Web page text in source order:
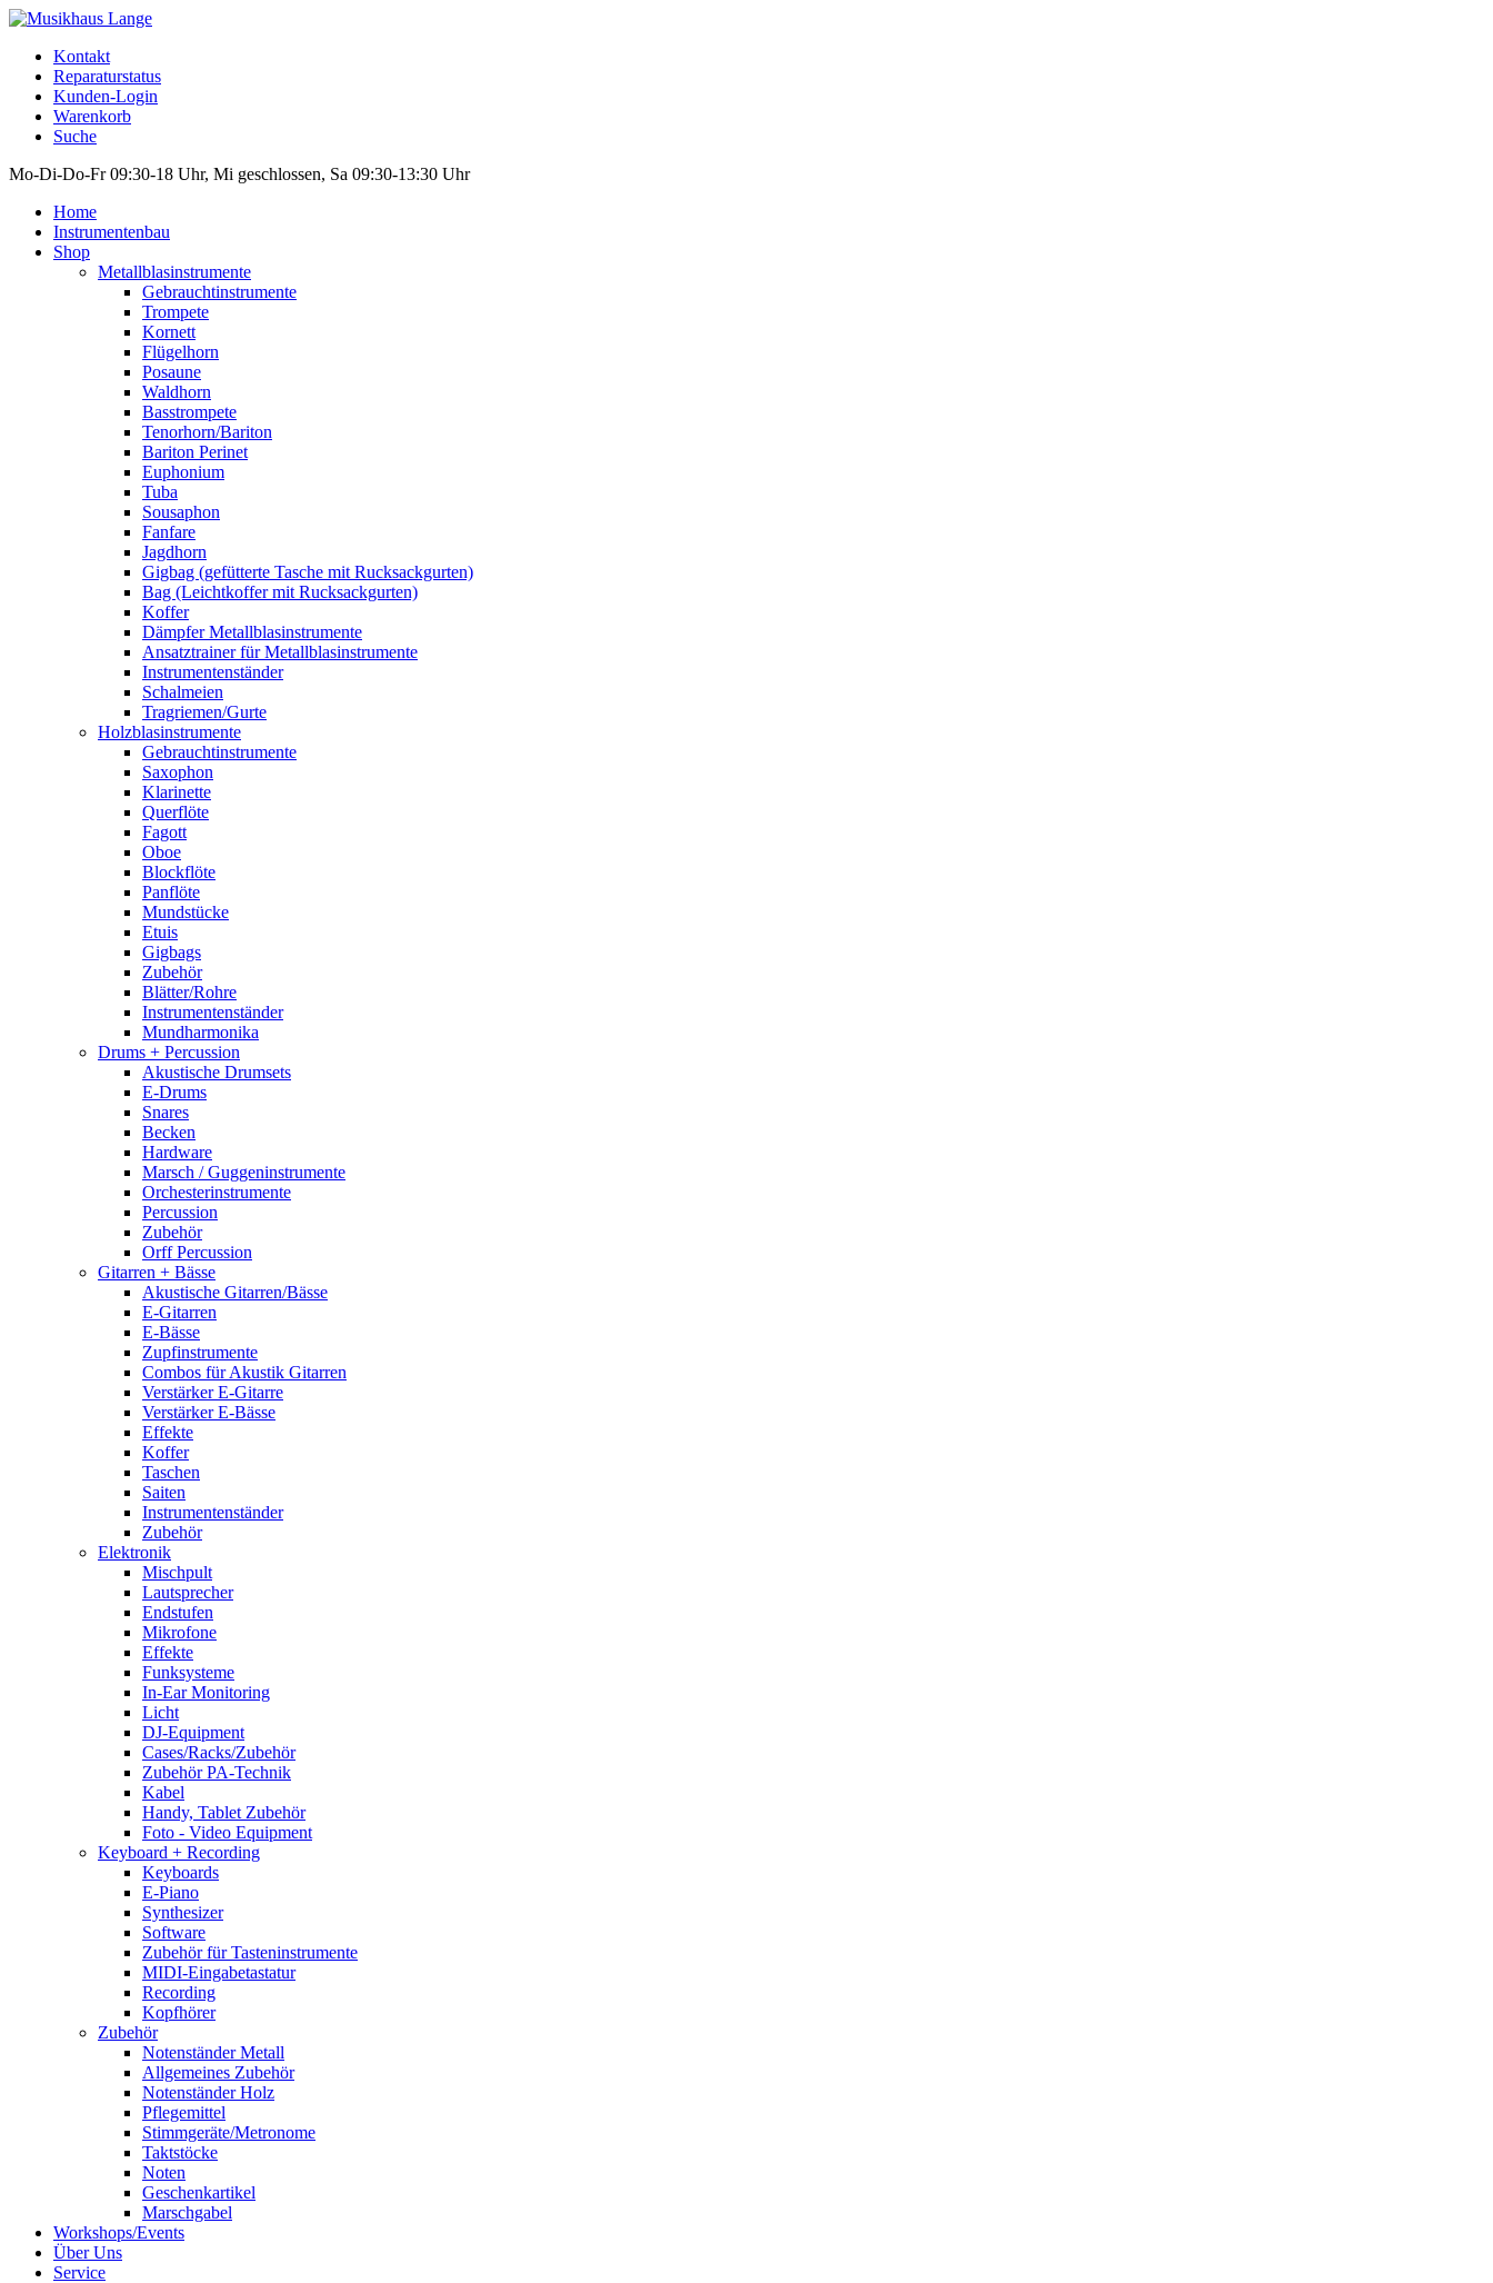
Kontakt
Reparaturstatus
Kunden-Login
Warenkorb
Suche
Mo-Di-Do-Fr 09:30-18 Uhr, Mi geschlossen, Sa 09:30-13:30 Uhr
Home
Instrumentenbau
Shop
Metallblasinstrumente
Gebrauchtinstrumente
Trompete
Kornett
Flügelhorn
Posaune
Waldhorn
Basstrompete
Tenorhorn/Bariton
Bariton Perinet
Euphonium
Tuba
Sousaphon
Fanfare
Jagdhorn
Gigbag (gefütterte Tasche mit Rucksackgurten)
Bag (Leichtkoffer mit Rucksackgurten)
Koffer
Dämpfer Metallblasinstrumente
Ansatztrainer für Metallblasinstrumente
Instrumentenständer
Schalmeien
Tragriemen/Gurte
Holzblasinstrumente
Gebrauchtinstrumente
Saxophon
Klarinette
Querflöte
Fagott
Oboe
Blockflöte
Panflöte
Mundstücke
Etuis
Gigbags
Zubehör
Blätter/Rohre
Instrumentenständer
Mundharmonika
Drums + Percussion
Akustische Drumsets
E-Drums
Snares
Becken
Hardware
Marsch / Guggeninstrumente
Orchesterinstrumente
Percussion
Zubehör
Orff Percussion
Gitarren + Bässe
Akustische Gitarren/Bässe
E-Gitarren
E-Bässe
Zupfinstrumente
Combos für Akustik Gitarren
Verstärker E-Gitarre
Verstärker E-Bässe
Effekte
Koffer
Taschen
Saiten
Instrumentenständer
Zubehör
Elektronik
Mischpult
Lautsprecher
Endstufen
Mikrofone
Effekte
Funksysteme
In-Ear Monitoring
Licht
DJ-Equipment
Cases/Racks/Zubehör
Zubehör PA-Technik
Kabel
Handy, Tablet Zubehör
Foto - Video Equipment
Keyboard + Recording
Keyboards
E-Piano
Synthesizer
Software
Zubehör für Tasteninstrumente
MIDI-Eingabetastatur
Recording
Kopfhörer
Zubehör
Notenständer Metall
Allgemeines Zubehör
Notenständer Holz
Pflegemittel
Stimmgeräte/Metronome
Taktstöcke
Noten
Geschenkartikel
Marschgabel
Workshops/Events
Über Uns
Service